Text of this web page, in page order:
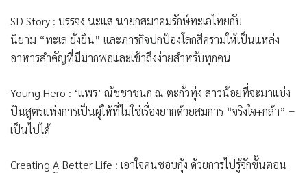
SD Story : บรรจง นะแส นายกสมาคมรักษ์ทะเลไทยกับ
นิยาม “ทะเล ยั่งยืน” และภารกิจปกป้องโลกสีครามให้เป็นแหล่ง
อาหารสำคัญที่มีมากพอและเข้าถึงง่ายสำหรับทุกคน
Young Hero : ‘แพร’ ณัชชาชนก ณ ตะกั่วทุ่ง สาวน้อยที่จะมาแบ่ง
ปันสูตรแห่งการเป็นผู้ให้ที่ไม่ใช่เรื่องยากด้วยสมการ “จริงใจ+กล้า” =
เป็นไปได้
Creating A Better Life : เอาใจคนชอบกุ้ง ด้วยการไปรู้จักขั้นตอน